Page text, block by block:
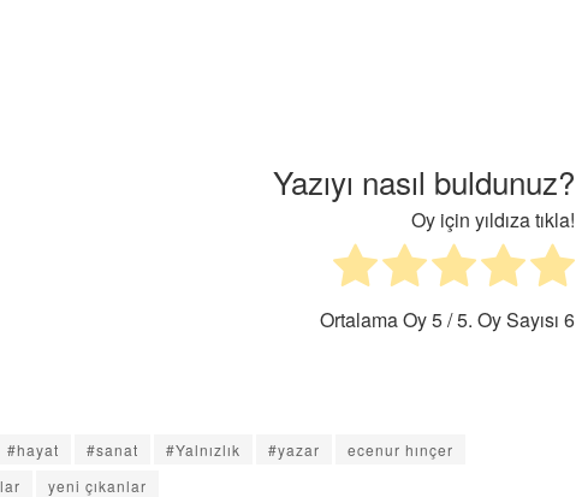
Yazıyı nasıl buldunuz?
Oy için yıldıza tıkla!
Ortalama Oy5/ 5. Oy Sayısı 6
#hayat #sanat #Yalnızlık #yazar
ecenur hınçer
yeni çıkanlar